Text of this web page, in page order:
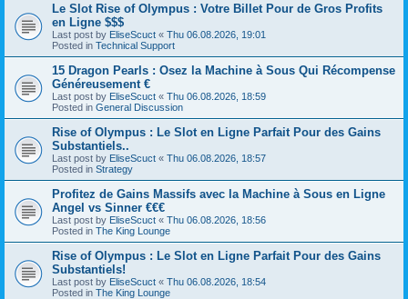
Le Slot Rise of Olympus : Votre Billet Pour de Gros Profits
en Ligne $$$
Last post by EliseScuct « Thu 06.08.2026, 19:01
Posted in Technical Support
15 Dragon Pearls : Osez la Machine à Sous Qui Récompense
Généreusement €
Last post by EliseScuct « Thu 06.08.2026, 18:59
Posted in General Discussion
Rise of Olympus : Le Slot en Ligne Parfait Pour des Gains
Substantiels..
Last post by EliseScuct « Thu 06.08.2026, 18:57
Posted in Strategy
Profitez de Gains Massifs avec la Machine à Sous en Ligne
Angel vs Sinner €€€
Last post by EliseScuct « Thu 06.08.2026, 18:56
Posted in The King Lounge
Rise of Olympus : Le Slot en Ligne Parfait Pour des Gains
Substantiels!
Last post by EliseScuct « Thu 06.08.2026, 18:54
Posted in The King Lounge